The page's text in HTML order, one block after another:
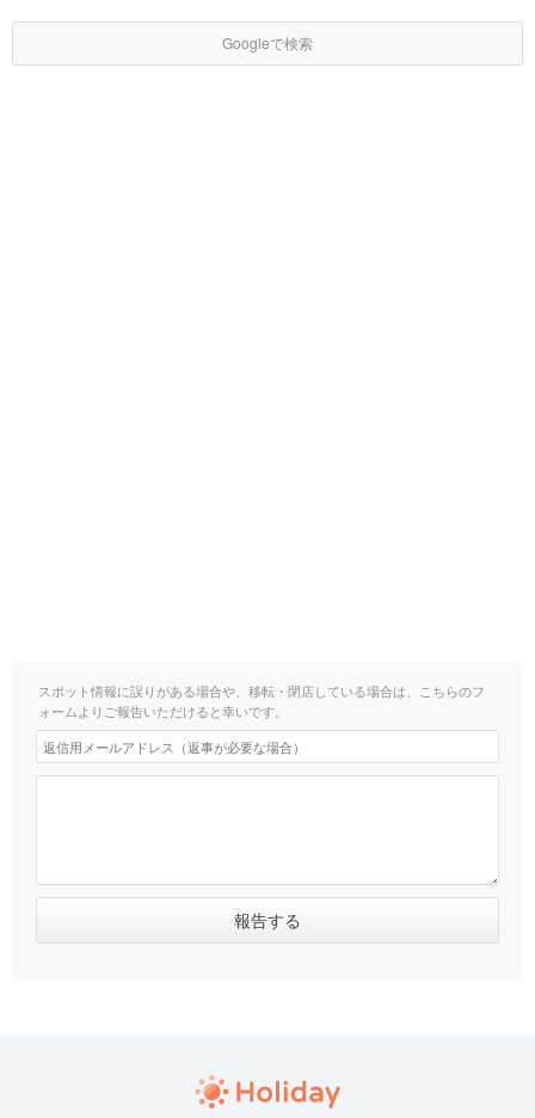
Googleで検索
スポット情報に誤りがある場合や、移転・閉店している場合は、こちらのフ
ォームよりご報告いただけると幸いです。